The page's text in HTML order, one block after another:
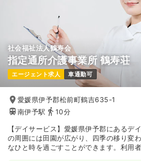
社会福祉法人鶴寿会
指定通所介護事業所 鶴寿荘
エージェント求人 車通勤可
愛媛県伊予郡松前町鶴吉635-1
南伊予駅
10分
【デイサービス】愛媛県伊予郡にあるデ
の周囲には田園が広がり、四季の移り変
なひと時を過ごすことができます。利用